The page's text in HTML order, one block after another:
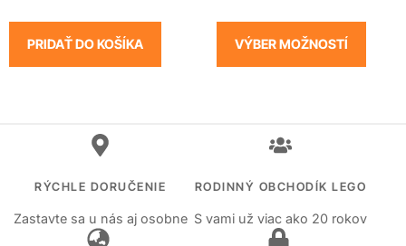
PRIDAŤ DO KOŠÍKA VÝBER MOŽNOSTÍ
RÝCHLE DORUČENIE
Zastavte sa u nás aj osobne
RODINNÝ OBCHODÍK LEGO
S vami už viac ako 20 rokov